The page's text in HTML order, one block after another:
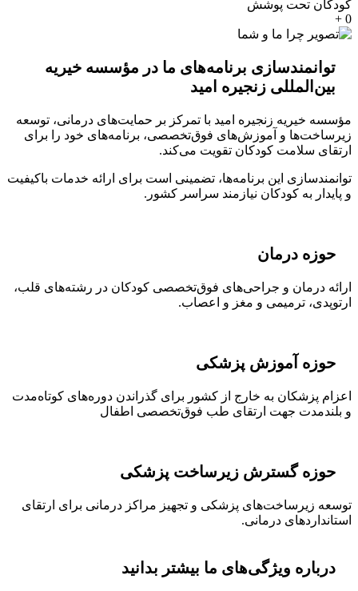
کودکان تحت پوشش
0
+
توانمندسازی برنامه‌های ما در مؤسسه خیریه
بین‌المللی زنجیره امید
مؤسسه خیریه زنجیره امید با تمرکز بر حمایت‌های درمانی، توسعه
زیرساخت‌ها و آموزش‌های فوق‌تخصصی، برنامه‌های خود را برای
ارتقای سلامت کودکان تقویت می‌کند.
توانمندسازی این برنامه‌ها، تضمینی است برای ارائه خدمات باکیفیت
و پایدار به کودکان نیازمند سراسر کشور.
حوزه درمان
ارائه درمان و جراحی‌های فوق‌تخصصی کودکان در رشته‌های قلب،
ارتوپدی، ترمیمی و مغز و اعصاب.
حوزه آموزش پزشکی
اعزام پزشکان به خارج از کشور برای گذراندن دوره‌های کوتاه‌مدت
و بلندمدت جهت ارتقای طب فوق‌تخصصی اطفال
حوزه گسترش زیرساخت پزشکی
توسعه زیرساخت‌های پزشکی و تجهیز مراکز درمانی برای ارتقای
استانداردهای درمانی.
درباره ویژگی‌های ما بیشتر بدانید